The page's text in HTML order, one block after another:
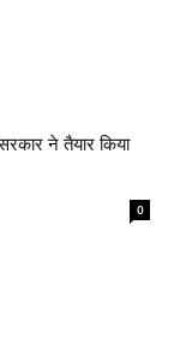
ने तैयार किया
0